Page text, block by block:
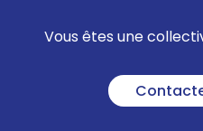
Vous êtes une